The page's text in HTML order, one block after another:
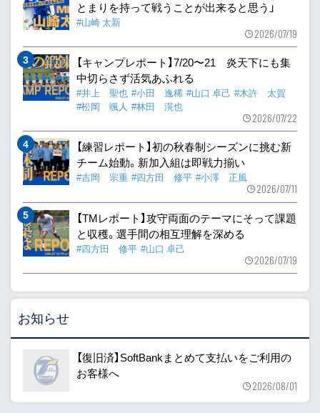
とまりを持って戦うことが出来ると思う」
#山崎 太新
2026/07/19
【キャンプレポート】7/20〜21 炎天下にも集
中切らさず活気あふれる
#井上 聖也 #小田 逸稀 #山口 卓己 #木許 太賀
#松岡 颯人 #林田 滉也
2026/07/22
【練習レポート】初の秋春制シーズンに挑む新
チーム始動。新加入組は即戦力揃い
#吉岡 宗重 #四方田 修平 #小澤 正風
2026/07/11
【TMレポート】攻守両面のテーマにそって課題
と収穫。選手間の相互理解を深める
#四方田 修平 #山口 卓己
2026/07/19
お知らせ
【復旧済】SoftBankまとめて支払いをご利用の
お客様へ
2026/08/01